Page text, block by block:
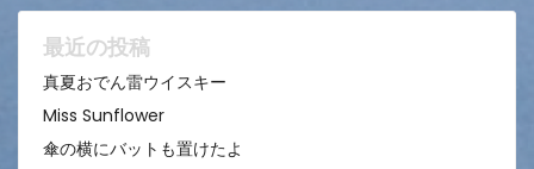
最近の投稿
真夏おでん雷ウイスキー
Miss Sunflower
傘の横にバットも置けたよ